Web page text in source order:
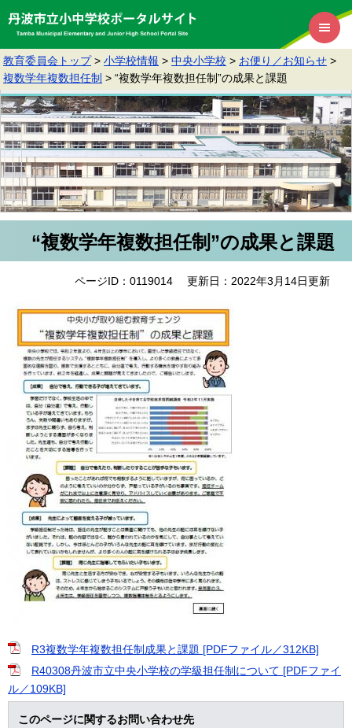
教育委員会トップ > 小学校情報 > 中央小学校 > お便り／お知らせ >
複数学年複数担任制 > “複数学年複数担任制”の成果と課題
“複数学年複数担任制”の成果と課題
ページID：0119014 更新日：2022年3月14日更新
R3複数学年複数担任制成果と課題 [PDFファイル／312KB]
R40308丹波市立中央小学校の学級担任制について [PDFファイ
ル／109KB]
このページに関するお問い合わせ先